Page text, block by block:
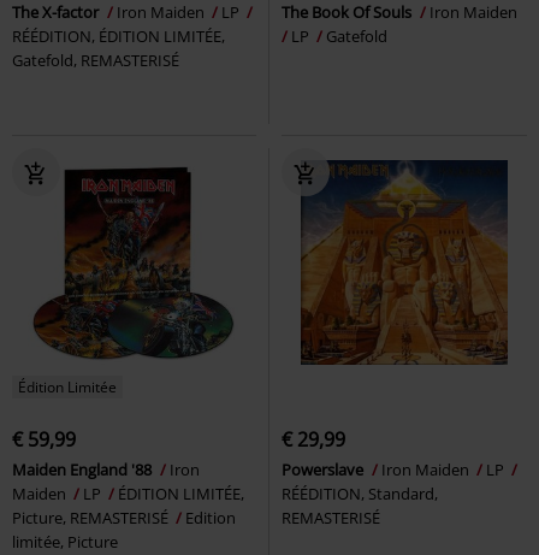
The X-factor Iron Maiden
LP
RÉÉDITION, ÉDITION LIMITÉE,
Gatefold, REMASTERISÉ
The Book Of Souls
Iron Maiden
LP
Gatefold
Édition Limitée
€ 59,99
Maiden England '88
Iron
Maiden
LP
ÉDITION LIMITÉE,
Picture, REMASTERISÉ
Edition
limitée, Picture
€ 29,99
Powerslave Iron Maiden
LP
RÉÉDITION, Standard,
REMASTERISÉ